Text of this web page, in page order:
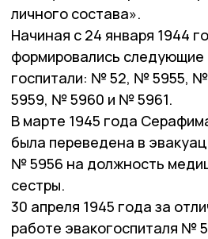
личного состава».
Начиная с 24 января 1944
формировались
госпитали: № 52, № 5955,
5959, № 5960 и № 5961.
В марте 1945 года
была переведена в
№ 5956 на должность
сестры.
30 апреля 1945 года за
работе эвакогоспиталя №